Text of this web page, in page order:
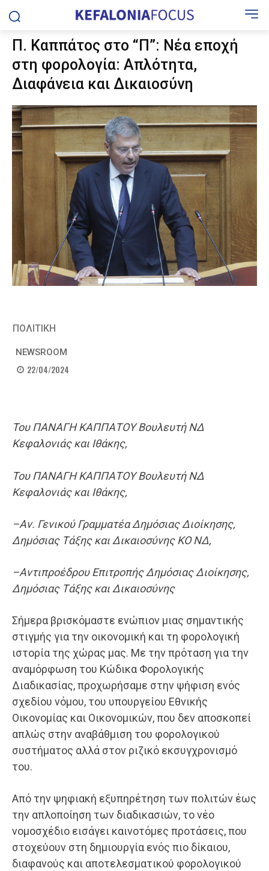
Π. Καππάτος στο “Π”: Νέα εποχή
στη φορολογία: Απλότητα,
Διαφάνεια και Δικαιοσύνη
ΠΟΛΙΤΙΚΗ
NEWSROOM
22/04/2024
Του ΠΑΝΑΓΗ ΚΑΠΠΑΤΟΥ Βουλευτή ΝΔ
Κεφαλονιάς και Ιθάκης,
Του ΠΑΝΑΓΗ ΚΑΠΠΑΤΟΥ Βουλευτή ΝΔ
Κεφαλονιάς και Ιθάκης,
–Αν. Γενικού Γραμματέα Δημόσιας Διοίκησης,
Δημόσιας Τάξης και Δικαιοσύνης ΚΟ ΝΔ,
–Αντιπροέδρου Επιτροπής Δημόσιας Διοίκησης,
Δημόσιας Τάξης και Δικαιοσύνης
Σήμερα βρισκόμαστε ενώπιον μιας σημαντικής
στιγμής για την οικονομική και τη φορολογική
ιστορία της χώρας μας. Με την πρόταση για την
αναμόρφωση του Κώδικα Φορολογικής
Διαδικασίας, προχωρήσαμε στην ψήφιση ενός
σχεδίου νόμου, του υπουργείου Εθνικής
Οικονομίας και Οικονομικών, που δεν αποσκοπεί
απλώς στην αναβάθμιση του φορολογικού
συστήματος αλλά στον ριζικό εκσυγχρονισμό
του.
Από την ψηφιακή εξυπηρέτηση των πολιτών έως
την απλοποίηση των διαδικασιών, το νέο
νομοσχέδιο εισάγει καινοτόμες προτάσεις, που
στοχεύουν στη δημιουργία ενός πιο δίκαιου,
διαφανούς και αποτελεσματικού φορολογικού